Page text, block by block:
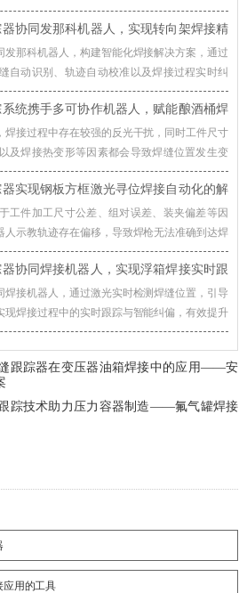
协同发那科机器人，实现转向架焊接精
发那科机器人，构建智能化焊接解决方案，通过
自动识别、轨迹自动校准以及焊接过程实时纠
辆转向架适应能力。
统携手多可协作机器人，赋能酿酒桶焊
焊接过程中存在较强的反光干扰，同时工件尺寸
及焊接热变形等因素都会导致焊缝位置发生变
统通过实时视觉检测与智能轨迹修正技术，赋能
实现钢板方框激光寻位焊接自动化的解
工件加工尺寸公差、组对误差、装夹偏差等因
人示教轨迹存在偏移，导致焊枪无法准确到达焊
生产效率。对此，创想智控激光焊缝跟踪器可协
效、稳定的自动化焊接。
协同焊接机器人，实现浮箱焊接实时跟
焊接机器人，通过激光实时检测焊缝位置，引导
现焊接过程中的实时跟踪与智能纠偏，有效提升
跟踪器在变压器油箱焊接中的应用——安
踪技术助力压力容器制造——氟气罐焊接
应用的工具